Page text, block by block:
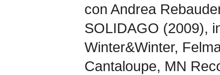
con Andrea
SOLIDAGO (2009),
Winter&Winter,
Cantaloupe, MN